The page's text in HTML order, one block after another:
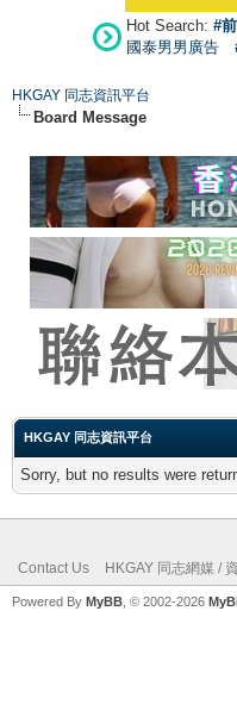
Hot Search: #
國泰男男廣告
HKGAY 同志資訊平台
Board Message
HKGAY 同志資訊平台
Sorry, but no results were
Contact Us HKGAY 同志網媒 /
Powered By MyBB , © 2002-2026